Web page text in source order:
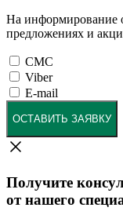
На информирование
предложениях и
СМС
Viber
E-mail
ОСТАВИТЬ ЗАЯВКУ
Получите
от нашего